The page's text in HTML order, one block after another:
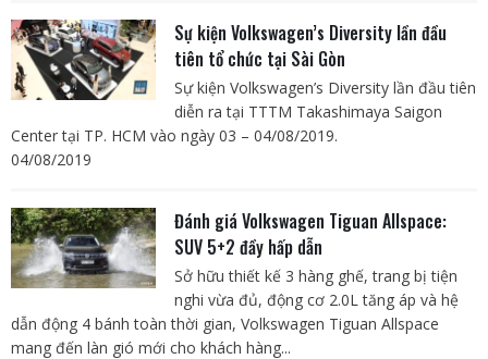
Sự kiện Volkswagen’s Diversity lần đầu
tiên tổ chức tại Sài Gòn
Sự kiện Volkswagen’s Diversity lần đầu tiên
diễn ra tại TTTM Takashimaya Saigon
Center tại TP. HCM vào ngày 03 – 04/08/2019.
04/08/2019
Đánh giá Volkswagen Tiguan Allspace:
SUV 5+2 đầy hấp dẫn
Sở hữu thiết kế 3 hàng ghế, trang bị tiện
nghi vừa đủ, động cơ 2.0L tăng áp và hệ
dẫn động 4 bánh toàn thời gian, Volkswagen Tiguan Allspace
mang đến làn gió mới cho khách hàng...